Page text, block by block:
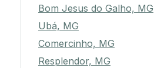
Bom Jesus do Galho, MG
Ubá, MG
Comercinho, MG
Resplendor, MG